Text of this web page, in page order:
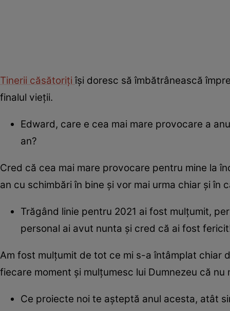
Tinerii căsătorițiîși doresc să îmbătrânească
finalul vieții.
Edward, care e cea mai mare provocare a
an?
Cred că cea mai mare provocare pentru mine la
an cu schimbări în bine și vor mai urma chiar și în
Trăgând linie pentru 2021 ai fost mulțumit,
personal ai avut nunta și cred că ai fost
Am fost mulțumit de tot ce mi s-a întâmplat chiar
fiecare moment și mulțumesc lui Dumnezeu că
Ce proiecte noi te așteptă anul acesta, atât